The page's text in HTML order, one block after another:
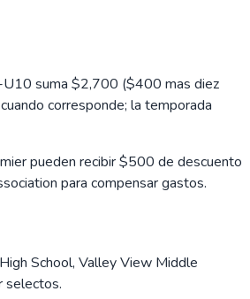
U10 suma $2,700 ($400 mas diez
corresponde; la temporada
pueden recibir $500 de descuento
para compensar gastos.
School, Valley View Middle
selectos.